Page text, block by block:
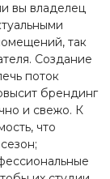
вы владелец
так
Создание
поток
брендинг
и свежо. К
что